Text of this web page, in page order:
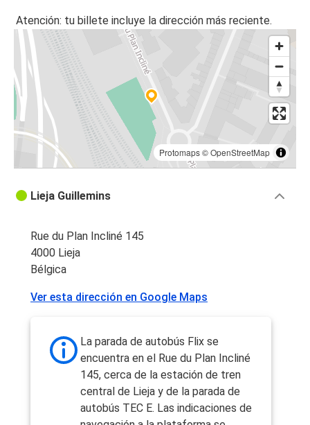
Atención: tu billete incluye la dirección más reciente.
Protomaps©OpenStreetMap
Lieja Guillemins
Rue du Plan Incliné 145
4000 Lieja
Bélgica
Ver esta dirección en Google Maps
La parada de autobús Flix se
encuentra en el Rue du Plan Incliné
145, cerca de la estación de tren
central de Lieja y de la parada de
autobús TEC E. Las indicaciones de